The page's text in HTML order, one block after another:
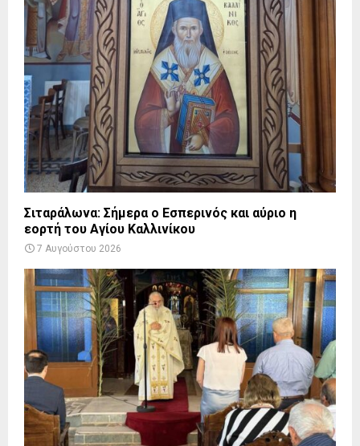
Σιταράλωνα: Σήμερα ο Εσπερινός και αύριο η
εορτή του Αγίου Καλλινίκου
7 Αυγούστου 2026